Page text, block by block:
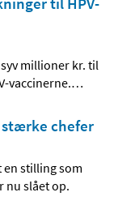
millioner kr. til
vaccinerne.…
chefer
stilling som
nu slået op.